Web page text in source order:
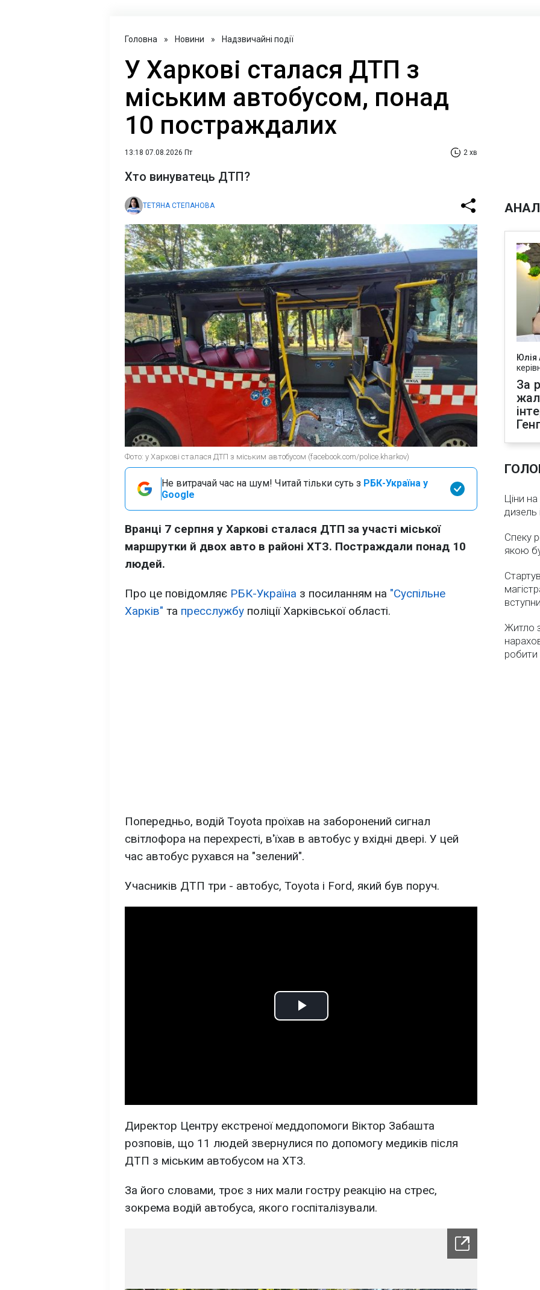
Головна » Новини » Надзвичайні події
У Харкові сталася ДТП з
міським автобусом, понад
10 постраждалих
13:18 07.08.2026 Пт 2 хв
Хто винуватець ДТП?
ТЕТЯНА СТЕПАНОВА
Фото: у Харкові сталася ДТП з міським автобусом (facebook.com/police.kharkov)
Не витрачай час на шум! Читай тільки суть з РБК-Україна у
Google
Вранці 7 серпня у Харкові сталася ДТП за участі міської
маршрутки й двох авто в районі ХТЗ. Постраждали понад 10
людей.
Про це повідомляє РБК-Україна з посиланням на "Суспільне
Харків" та пресслужбу поліції Харківської області.
Попередньо, водій Toyota проїхав на заборонений сигнал
світлофора на перехресті, в'їхав в автобус у вхідні двері. У цей
час автобус рухався на "зелений".
Учасників ДТП три - автобус, Toyota і Ford, який був поруч.
Play
Директор Центру екстреної меддопомоги Віктор Забашта
розповів, що 11 людей звернулися по допомогу медиків після
ДТП з міським автобусом на ХТЗ.
За його словами, троє з них мали гостру реакцію на стрес,
зокрема водій автобуса, якого госпіталізували.
Юлія
За
Ціни
дизель
Спеку
якою
Житло
робити